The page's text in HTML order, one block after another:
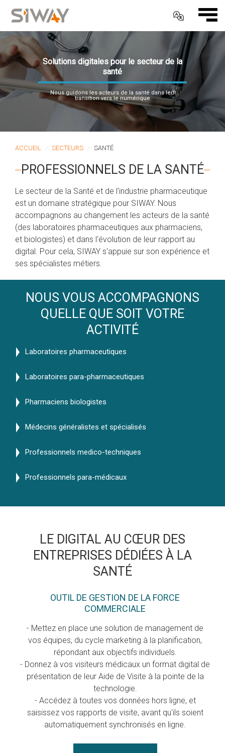
Solutions digitales pour le secteur de la
santé
Nous guidons les acteurs de la santé dans leur
transition vers le numérique
ACCUEIL SECTEURS SANTÉ
PROFESSIONNELS DE LA SANTÉ
Le secteur de la Santé et de l'industrie pharmaceutique
est un domaine stratégique pour SIWAY. Nous
accompagnons au changement les acteurs de la santé
(des laboratoires pharmaceutiques aux pharmaciens,
et biologistes) et dans l'évolution de leur rapport au
digital. Pour cela, SIWAY s'appuie sur son expérience et
ses spécialistes métiers.
NOUS VOUS ACCOMPAGNONS
QUELLE QUE SOIT VOTRE
ACTIVITÉ
Laboratoires pharmaceutiques
Laboratoires para-pharmaceutiques
Pharmaciens biologistes
Médecins généralistes et spécialisés
Professionnels medico-techniques
Professionnels para-médicaux
LE DIGITAL AU CŒUR DES
ENTREPRISES DÉDIÉES À LA
SANTÉ
OUTIL DE GESTION DE LA FORCE
COMMERCIALE
- Mettez en place une solution de management de
vos équipes, du cycle marketing à la planification,
répondant aux objectifs individuels.
- Donnez à vos visiteurs médicaux un format digital de
présentation de leur Aide de Visite à la pointe de la
technologie.
- Accédez à toutes vos données hors ligne, et
saisissez vos rapports de visite, avant qu'ils soient
automatiquement synchronisés en ligne.